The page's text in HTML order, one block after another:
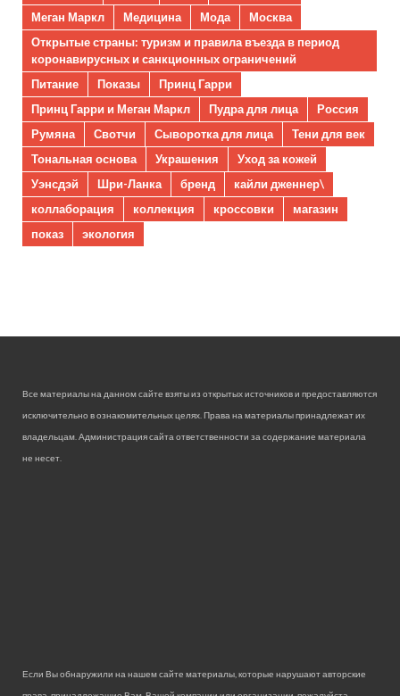
Меган Маркл
Медицина Мода
Москва
Открытые страны: туризм и правила въезда в период
коронавирусных и санкционных ограничений
Питание
Показы
Принц Гарри
Принц Гарри и Меган Маркл
Пудра для лица
Россия
Румяна
Свотчи Сыворотка для лица
Тени для век
Тональная основа
Украшения
Уход за кожей
Уэнсдэй
Шри-Ланка бренд
кайли дженнер\
коллаборация
коллекция кроссовки
магазин
показ
экология
Все материалы на данном сайте взяты из открытых источников и предоставляются
исключительно в ознакомительных целях. Права на материалы принадлежат их
владельцам. Администрация сайта ответственности за содержание материала
не несет.
Если Вы обнаружили на нашем сайте материалы, которые нарушают авторские